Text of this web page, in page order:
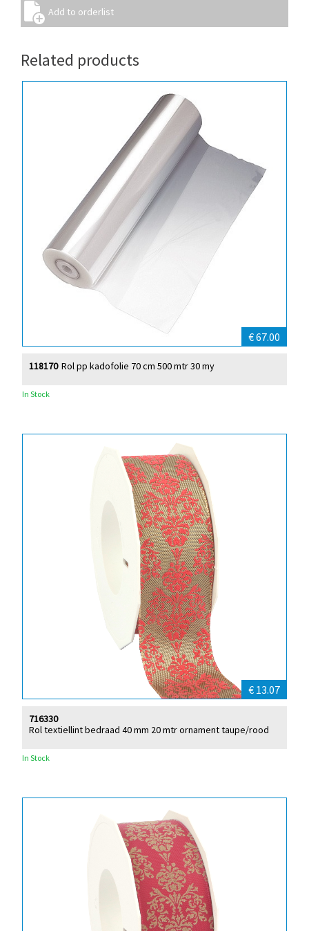
Related products
€ 67.00
Rol pp kadofolie 70 cm 500 mtr 30 my
118170
In Stock
€ 13.07
Rol textiellint bedraad 40 mm 20 mtr ornament taupe/rood
716330
In Stock